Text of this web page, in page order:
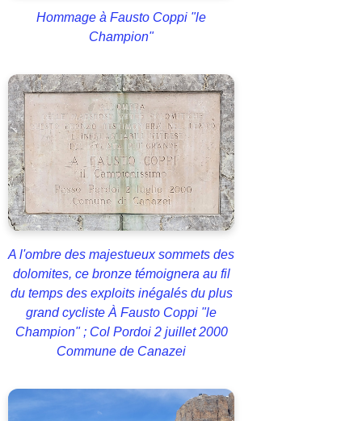
Hommage à Fausto Coppi "le
Champion"
A l'ombre des majestueux sommets des
dolomites, ce bronze témoignera au fil
du temps des exploits inégalés du plus
grand cycliste À Fausto Coppi "le
Champion" ; Col Pordoi 2 juillet 2000
Commune de Canazei